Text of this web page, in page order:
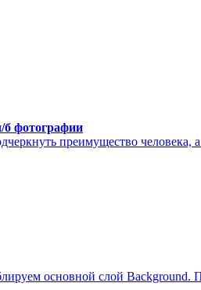
б фотографии
преимущество человека,
основной слой